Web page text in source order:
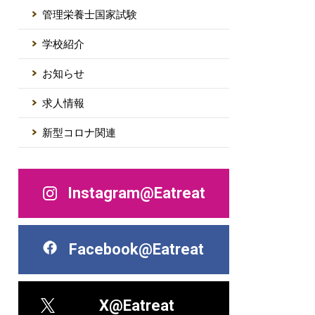
管理栄養士国家試験
学校紹介
お知らせ
求人情報
新型コロナ関連
Instagram@Eatreat
Facebook@Eatreat
X@Eatreat